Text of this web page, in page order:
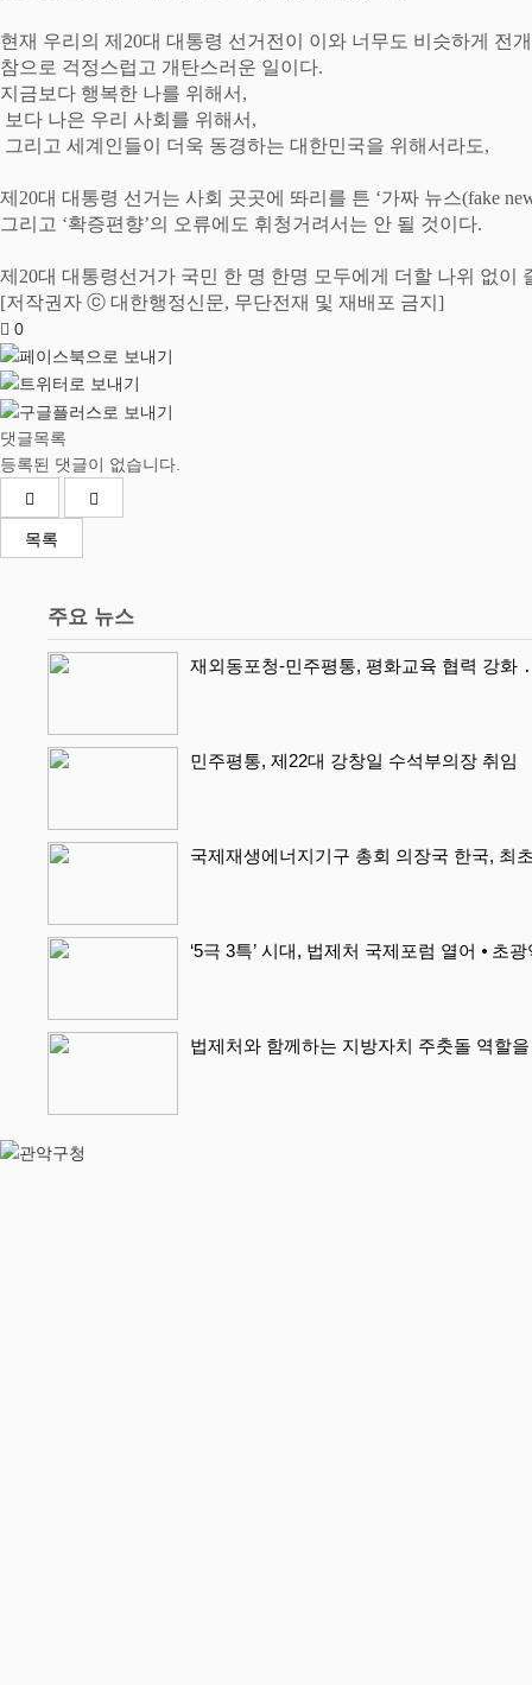
현재 우리의 제 20대 대통령 선거전이 이와 너무도 비슷하게 전
참으로 걱정스럽고 개탄스러운 일이다.
지금보다 행복한 나를 위해서 ,
보다 나은 우리 사회를 위해서 ,
그리고 세계인들이 더욱 동경하는 대한민국을 위해서라도,
제 20대 대통령 선거는 사회 곳곳에 똬리를 튼 ‘가짜 뉴스(fake
그리고 ‘확증편향’의 오류에도 휘청거려서는 안 될 것이다.
제 20대 대통령선거가 국민 한 명 한명 모두에게 더할 나위 없이
[저작권자 ⓒ 대한행정신문, 무단전재 및 재배포 금지 ]
0
댓글목록
등록된 댓글이 없습니다.
목록
주요 뉴스
재외동포청-민주평통, 평화교육 협력 강화
민주평통, 제22대 강창일 수석부의장 취임
국제재생에너지기구 총회 의장국 한국, 최
‘5극 3특’ 시대, 법제처 국제포럼 열어 ⦁ 초
법제처와 함께하는 지방자치 주춧돌 역할